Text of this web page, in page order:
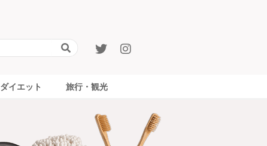
ダイエット 旅行・観光